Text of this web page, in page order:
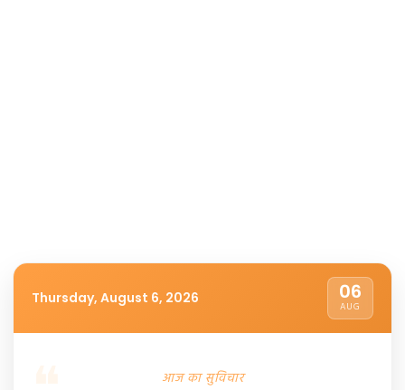
Thursday, August 6, 2026 06
AUG
आज का सुविचार